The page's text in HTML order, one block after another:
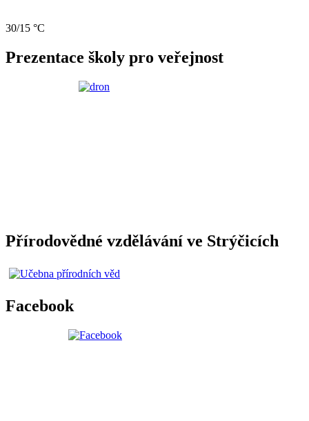
30/15 °C
Prezentace školy pro veřejnost
Přírodovědné vzdělávání ve Strýčicích
Facebook